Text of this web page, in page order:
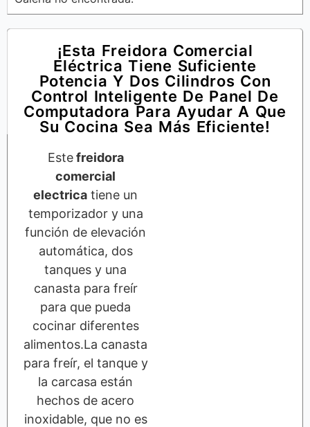
¡Esta Freidora Comercial
Eléctrica Tiene Suficiente
Potencia Y Dos Cilindros Con
Control Inteligente De Panel De
Computadora Para Ayudar A Que
Su Cocina Sea Más Eficiente!
Estefreidora
comercial
electrica tiene un
temporizador y una
función de elevación
automática, dos
tanques y una
canasta para freír
para que pueda
cocinar diferentes
alimentos.La canasta
para freír, el tanque y
la carcasa están
hechos de acero
inoxidable, que no es